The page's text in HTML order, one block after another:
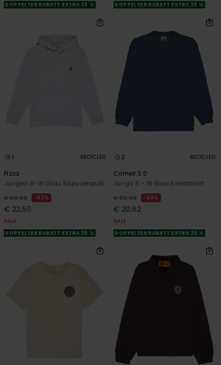
DOPPELTER RABATT EXTRA 25 %
DOPPELTER RABATT EXTRA 25 %
1 RECYCLED
Pizza
Jungen 8-16 Grau Kapuzenpulli
€ 60,00 63%
€ 22,50
SALE
DOPPELTER RABATT EXTRA 25 %
3 RECYCLED
Cornell 3.0
Jungs 8 - 16 Blau Sweatshirt
€ 55,00 63%
€ 20,62
SALE
DOPPELTER RABATT EXTRA 25 %